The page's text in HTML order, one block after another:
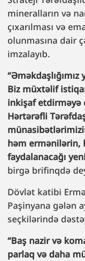
mineralların və
çıxarılması və
olunmasına dair
imzalayıb.
“Əməkdaşlığımız
Biz müxtəlif
inkişaf etdirməyə
Hərtərəfli
həm ermənilərin,
faydalanacağı
birgə brifinqdə
Dövlət katibi
Paşinyana gələn
seçkilərində
“Baş nazir və
parlaq və daha